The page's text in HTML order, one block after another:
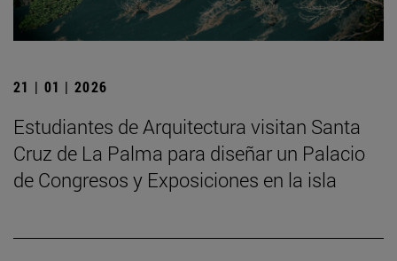
21 | 01 | 2026
Estudiantes de Arquitectura visitan Santa
Cruz de La Palma para diseñar un Palacio
de Congresos y Exposiciones en la isla